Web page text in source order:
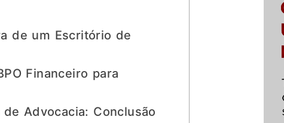
de um Escritório de
Financeiro para
Advocacia: Conclusão